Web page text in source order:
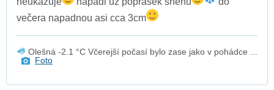
večera napadnou asi cca 3cm
Olešná -2.1 °C Včerejší počasí bylo zase jako v pohádce ...
Foto